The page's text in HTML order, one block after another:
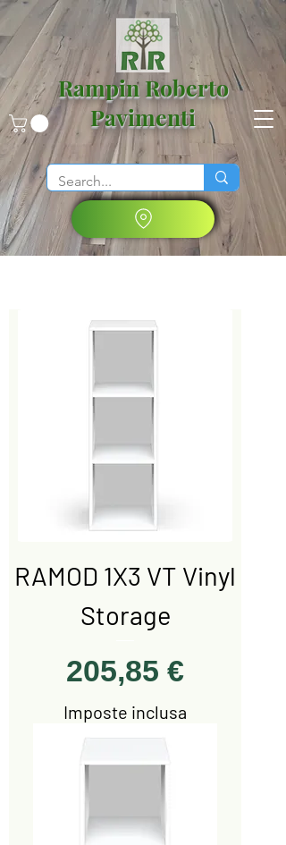
Rampin Roberto
Pavimenti
RAMOD 1X3 VT Vinyl
Storage
Prezzo
205,85 €
Imposte inclusa